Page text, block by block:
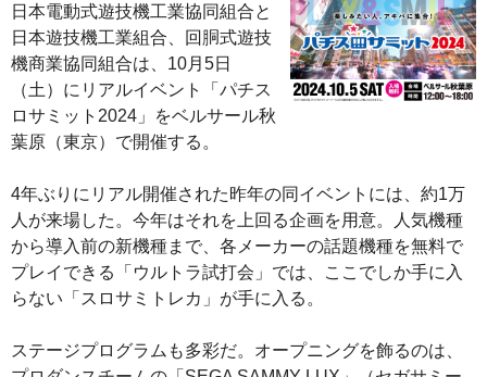
日本電動式遊技機⼯業協同組合と
日本遊技機⼯業組合、回胴式遊技
機商業協同組合は、10月5日
（土）にリアルイベント「パチス
ロサミット2024」をベルサール秋
葉原（東京）で開催する。
4年ぶりにリアル開催された昨年の同イベントには、約1万
人が来場した。今年はそれを上回る企画を用意。人気機種
から導入前の新機種まで、各メーカーの話題機種を無料で
プレイできる「ウルトラ試打会」では、ここでしか手に入
らない「スロサミトレカ」が手に入る。
ステージプログラムも多彩だ。オープニングを飾るのは、